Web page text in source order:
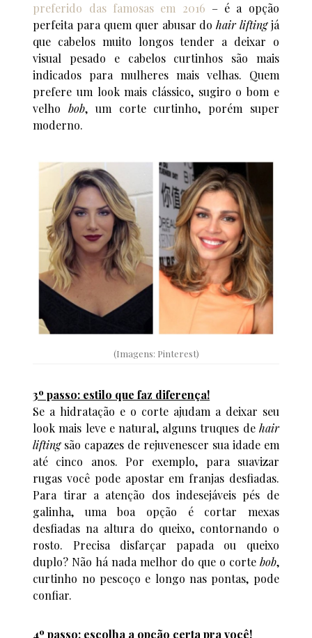
preferido das famosas em 2016 – é a opção
perfeita para quem quer abusar dohair liftingjá
que cabelos muito longos tender a deixar o
visual pesado e cabelos curtinhos são mais
indicados para mulheres mais velhas. Quem
prefere um look mais clássico, sugiro o bom e
velho bob, um corte curtinho, porém super
moderno.
(Imagens: Pinterest)
3º passo: estilo que faz diferença!
Se a hidratação e o corte ajudam a deixar seu
look mais leve e natural, alguns truques de hair
liftingsão capazes de rejuvenescer sua idade em
até cinco anos. Por exemplo, para suavizar
rugas você pode apostar em franjas desfiadas.
Para tirar a atenção dos indesejáveis pés de
galinha, uma boa opção é cortar mexas
desfiadas na altura do queixo, contornando o
rosto. Precisa disfarçar papada ou queixo
duplo? Não há nada melhor do que o corte bob,
curtinho no pescoço e longo nas pontas, pode
confiar.
4º passo: escolha a opção certa pra você!